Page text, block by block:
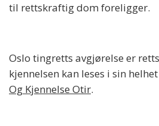
til rettskraftig dom foreligger.
Oslo tingretts avgjørelse er
kjennelsen kan leses i sin
Og Kjennelse Otir.